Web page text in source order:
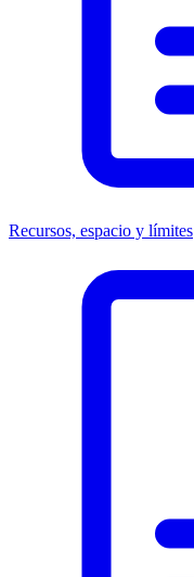
Recursos, espacio y límites